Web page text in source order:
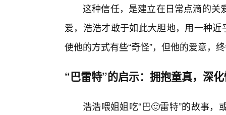
这种信任，是建立在日常点滴的关
爱，浩浩才敢于如此大胆地，用一种
使他的方式有些“奇怪”，但他的爱意，
“巴雷特”的启示：拥抱童真，深
浩浩喂姐姐吃“巴🙂雷特”的故事